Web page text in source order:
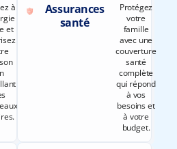
à
et
Assurances
santé
Protégez
votre
famille
avec une
couverture
santé
complète
qui répond
à vos
besoins et
à votre
budget.